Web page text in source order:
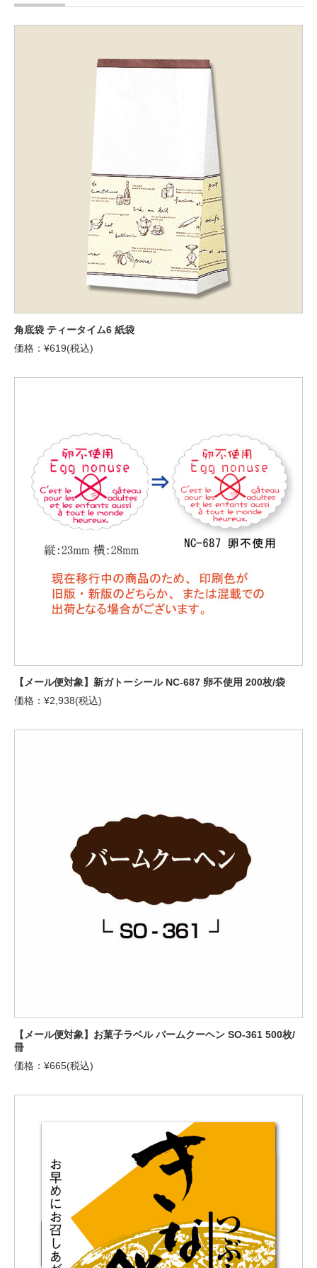
角底袋 ティータイム6 紙袋
価格：¥619(税込)
【メール便対象】新ガトーシール NC-687 卵不使用 200枚/袋
価格：¥2,938(税込)
【メール便対象】お菓子ラベル バームクーヘン SO-361 500枚/
冊
価格：¥665(税込)